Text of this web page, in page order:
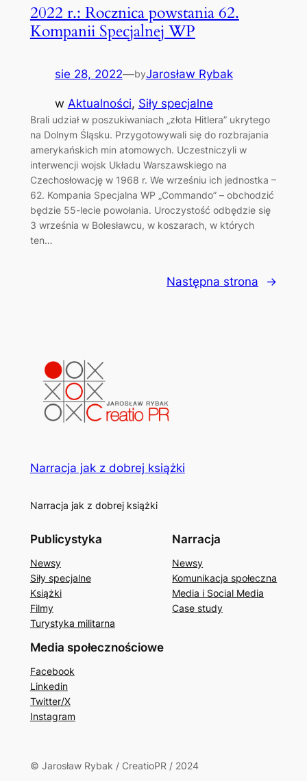
2022 r.: Rocznica powstania 62.
Kompanii Specjalnej WP
sie 28, 2022—byJarosław Rybak
w Aktualności, Siły specjalne
Brali udział w poszukiwaniach „złota Hitlera” ukrytego
na Dolnym Śląsku. Przygotowywali się do rozbrajania
amerykańskich min atomowych. Uczestniczyli w
interwencji wojsk Układu Warszawskiego na
Czechosłowację w 1968 r. We wrześniu ich jednostka –
62. Kompania Specjalna WP „Commando” – obchodzić
będzie 55-lecie powołania. Uroczystość odbędzie się
3 września w Bolesławcu, w koszarach, w których
ten…
Następna strona →
Narracja jak z dobrej książki
Narracja jak z dobrej książki
Publicystyka
Newsy
Siły specjalne
Książki
Filmy
Turystyka militarna
Narracja
Newsy
Komunikacja społeczna
Media i Social Media
Case study
Media społecznościowe
Facebook
Linkedin
Twitter/X
Instagram
© Jarosław Rybak / CreatioPR / 2024